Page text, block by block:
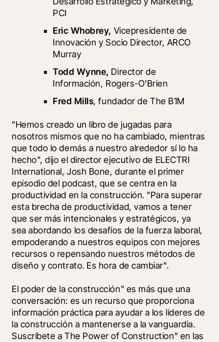
PCI
Eric Whobrey, Vicepresidente de
Innovación y Socio Director, ARCO
Murray
Todd Wynne, Director de
Información, Rogers-O'Brien
Fred Mills, fundador de The B1M
"Hemos creado un libro de jugadas para
nosotros mismos que no ha cambiado, mientras
que todo lo demás a nuestro alrededor sí lo ha
hecho", dijo el director ejecutivo de ELECTRI
International, Josh Bone, durante el primer
episodio del podcast, que se centra en la
productividad en la construcción. "Para superar
esta brecha de productividad, vamos a tener
que ser más intencionales y estratégicos, ya
sea abordando los desafíos de la fuerza laboral,
empoderando a nuestros equipos con mejores
recursos o repensando nuestros métodos de
diseño y contrato. Es hora de cambiar".
El poder de la construcción" es más que una
conversación: es un recurso que proporciona
información práctica para ayudar a los líderes de
la construcción a mantenerse a la vanguardia.
Suscríbete a The Power of Construction" en las